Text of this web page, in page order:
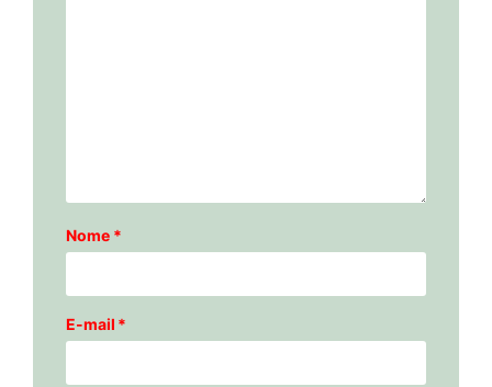
Nome *
E-mail *